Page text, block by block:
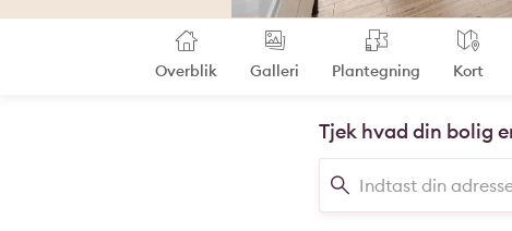
Overblik Galleri Plantegning Kort
Tjek hvad din bolig